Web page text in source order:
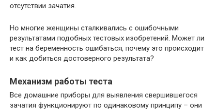
отсутствии зачатия.
Но многие женщины сталкивались с ошибочными
результатами подобных тестовых изобретений. Может ли
тест на беременность ошибаться, почему это происходит
и как добиться достоверного результата?
Механизм работы теста
Все домашние приборы для выявления свершившегося
зачатия функционируют по одинаковому принципу – они